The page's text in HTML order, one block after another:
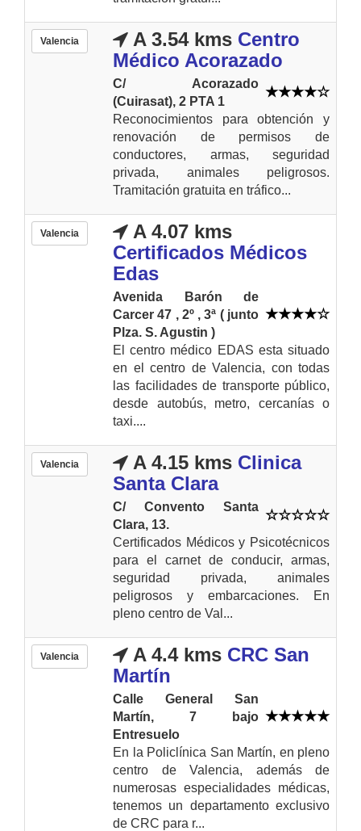
Valencia A 3.54 kms Centro
Médico Acorazado
C/ Acorazado
(Cuirasat), 2 PTA 1
Reconocimientos para obtención y
renovación de permisos de
conductores, armas, seguridad
privada, animales peligrosos.
Tramitación gratuita en tráfico...
Valencia
A 4.07 kms
Certificados Médicos
Edas
Avenida Barón de
Carcer 47 , 2º , 3ª ( junto
Plza. S. Agustin )
El centro médico EDAS esta situado
en el centro de Valencia, con todas
las facilidades de transporte público,
desde autobús, metro, cercanías o
taxi....
Valencia A 4.15 kms Clinica
Santa Clara
C/ Convento Santa
Clara, 13.
Certificados Médicos y Psicotécnicos
para el carnet de conducir, armas,
seguridad privada, animales
peligrosos y embarcaciones. En
pleno centro de Val...
Valencia A 4.4 kms CRC San
Martín
Calle General San
Martín, 7 bajo
Entresuelo
En la Policlínica San Martín, en pleno
centro de Valencia, además de
numerosas especialidades médicas,
tenemos un departamento exclusivo
de CRC para r...